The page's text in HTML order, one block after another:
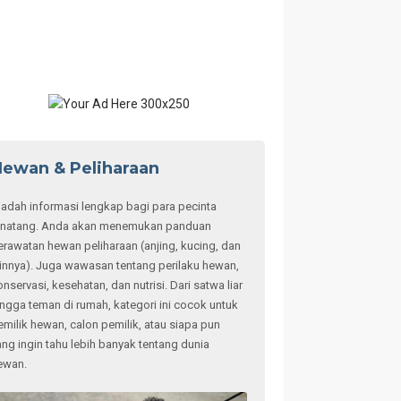
& Peliharaan
informasi lengkap bagi para pecinta
Anda akan menemukan panduan
hewan peliharaan (anjing, kucing, dan
Juga wawasan tentang perilaku hewan,
kesehatan, dan nutrisi. Dari satwa liar
teman di rumah, kategori ini cocok untuk
hewan, calon pemilik, atau siapa pun
ingin tahu lebih banyak tentang dunia